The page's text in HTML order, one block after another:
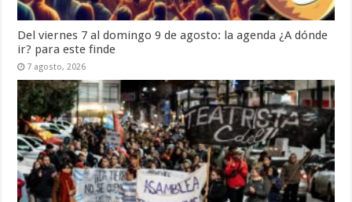
Del viernes 7 al domingo 9 de agosto: la agenda ¿A dónde
ir? para este finde
7 agosto, 2026